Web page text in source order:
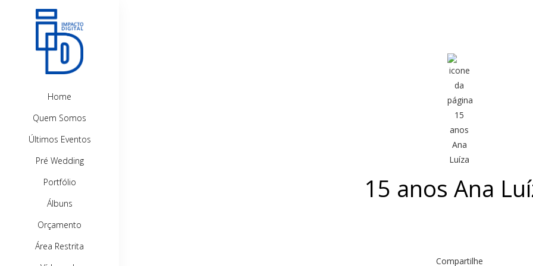
Home
Quem Somos
Últimos Eventos
Pré Wedding
Portfólio
Álbuns
Orçamento
Área Restrita
15 anos Ana
Compartilhe